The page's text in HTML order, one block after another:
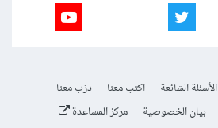
الأسئلة الشائعة اكتب معنا
درّب معنا
بيان الخصوصية مركز المساعدة